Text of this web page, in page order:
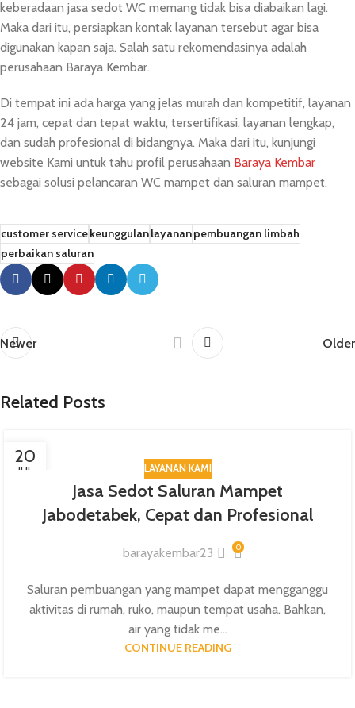
keberadaan jasa sedot WC memang tidak bisa diabaikan lagi.
Maka dari itu, persiapkan kontak layanan tersebut agar bisa
digunakan kapan saja. Salah satu rekomendasinya adalah
perusahaan Baraya Kembar.
Di tempat ini ada harga yang jelas murah dan kompetitif, layanan
24 jam, cepat dan tepat waktu, tersertifikasi, layanan lengkap,
dan sudah profesional di bidangnya. Maka dari itu, kunjungi
website Kami untuk tahu profil perusahaan Baraya Kembar
sebagai solusi pelancaran WC mampet dan saluran mampet.
customer servicekeunggulanlayananpembuangan limbah
perbaikan saluran
Newer Older
Related Posts
20
JUL LAYANAN KAMI
Jasa Sedot Saluran Mampet
Jabodetabek, Cepat dan Profesional
barayakembar23 0
Saluran pembuangan yang mampet dapat mengganggu
aktivitas di rumah, ruko, maupun tempat usaha. Bahkan,
air yang tidak me...
CONTINUE READING